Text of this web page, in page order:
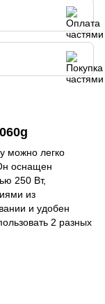
можно легко
оснащен
250 Вт,
из
и удобен
2 разных